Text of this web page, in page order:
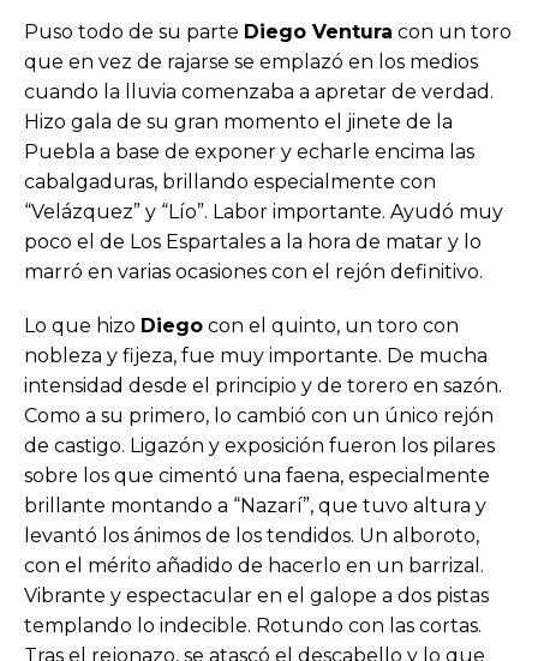
Puso todo de su parte Diego Ventura con un toro
que en vez de rajarse se emplazó en los medios
cuando la lluvia comenzaba a apretar de verdad.
Hizo gala de su gran momento el jinete de la
Puebla a base de exponer y echarle encima las
cabalgaduras, brillando especialmente con
“Velázquez” y “Lío”. Labor importante. Ayudó muy
poco el de Los Espartales a la hora de matar y lo
marró en varias ocasiones con el rejón definitivo.
Lo que hizo Diego con el quinto, un toro con
nobleza y fijeza, fue muy importante. De mucha
intensidad desde el principio y de torero en sazón.
Como a su primero, lo cambió con un único rejón
de castigo. Ligazón y exposición fueron los pilares
sobre los que cimentó una faena, especialmente
brillante montando a “Nazarí”, que tuvo altura y
levantó los ánimos de los tendidos. Un alboroto,
con el mérito añadido de hacerlo en un barrizal.
Vibrante y espectacular en el galope a dos pistas
templando lo indecible. Rotundo con las cortas.
Tras el rejonazo, se atascó el descabello y lo que